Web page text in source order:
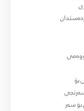
بۆ
سەرنجی
سەر